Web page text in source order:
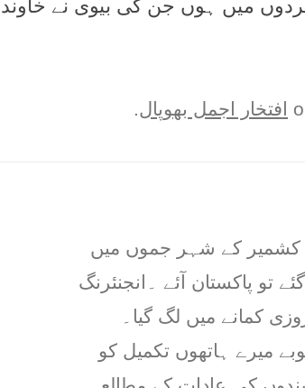
ميں ہوں جن کی بيوی نے خاوند
افتخار اجمل بھوپال.
کشمیر کے شہر جموں میں
تو پاکستان آئے ۔انجنئرنگ
کمانے میں لگ گیا۔
میرے ہاتھوں تکمیل کو